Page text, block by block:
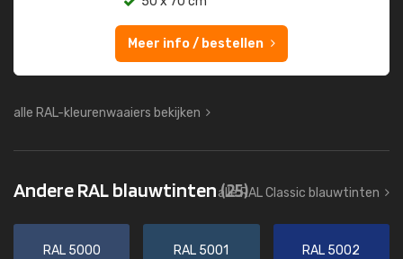
Meer info / bestellen
alle RAL-kleurenwaaiers bekijken
Andere RAL blauwtinten(25)
alle RAL Classic blauwtinten
RAL 5000 RAL 5001 RAL 5002